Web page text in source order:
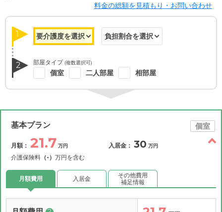
料金の総額を見積もり・お問い合わせ
1
2 部屋タイプ (複数選択可)
個室 二人部屋 相部屋
基本プラン 個室
月額： 21.7 万円
介護保険料 （-） 万円を含む
入居金： 30 万円
月額費用 入居金
その他費用
補足情報